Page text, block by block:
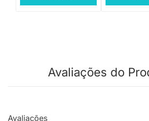
Avaliações do
Avaliações